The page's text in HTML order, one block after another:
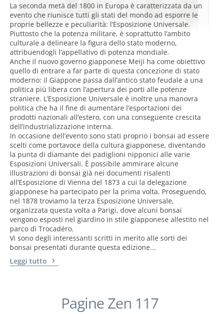
La seconda metà del 1800 in Europa è caratterizzata da un
evento che riunisce tutti gli stati del mondo ad esporre le
proprie bellezze e peculiarità: l’Esposizione Universale.
Piuttosto che la potenza militare, è soprattutto l’ambito
culturale a delineare la figura dello stato moderno,
attribuendogli l’appellativo di potenza mondiale.
Anche il nuovo governo giapponese Meiji ha come obiettivo
quello di entrare a far parte di questa concezione di stato
moderno: il Giappone passa dall’antico stato feudale a una
politica più libera con l’apertura dei porti alle potenze
straniere. L’Esposizione Universale è inoltre una manovra
politica che ha il fine di aumentare l’esportazioni dei
prodotti nazionali all’estero, con una conseguente crescita
dell’industrializzazione interna.
In occasione dell’evento sono stati proprio i bonsai ad essere
scelti come portavoce della cultura giapponese, diventando
la punta di diamante dei padiglioni nipponici alle varie
Esposizioni Universali. È possibile ammirare alcune
illustrazioni di bonsai già nei documenti risalenti
all’Esposizione di Vienna del 1873 a cui la delegazione
giapponese ha partecipato per la prima volta. Proseguendo,
nel 1878 troviamo la terza Esposizione Universale,
organizzata questa volta a Parigi, dove alcuni bonsai
vengono esposti nel giardino in stile giapponese allestito nel
parco di Trocadéro.
Vi sono degli interessanti scritti in merito alle sorti dei
bonsai presentati durante questa edizione...
Leggi tutto
Pagine Zen 117